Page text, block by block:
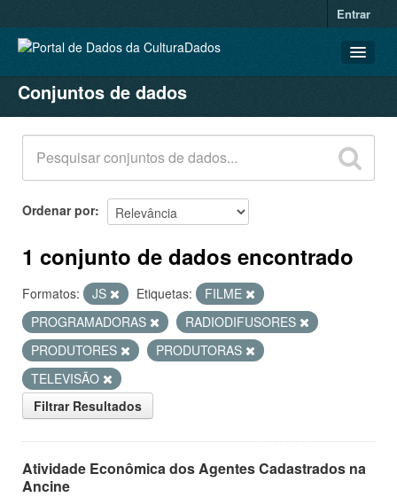
Entrar
CONJUNTOS DE DADOS
ORGANIZAÇÕES
GRUPOS
SOBRE
Conjuntos de dados
Ordenar por
1 conjunto de dados encontrado
Formatos: JS Etiquetas:
FILME
PROGRAMADORAS
RADIODIFUSORES
PRODUTORES
PRODUTORAS
TELEVISÃO
Filtrar Resultados
Atividade Econômica dos Agentes Cadastrados na
Ancine